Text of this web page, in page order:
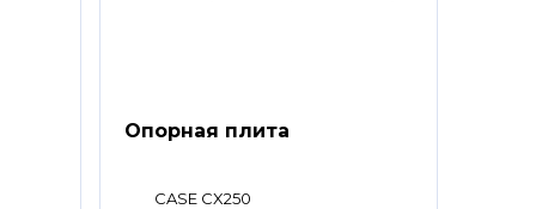
Опорная плита
CASE CX250